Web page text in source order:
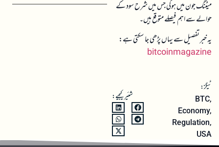
میٹنگ جون میں ہوگی جس میں شرح سود کے
حوالے سے اہم فیصلے متوقع ہیں۔
یہ خبر تفصیل سے یہاں پڑھی جا سکتی ہے:
bitcoinmagazine
ٹیگز:
BTC,
Economy,
Regulation,
USA
شئیر کیجیے: